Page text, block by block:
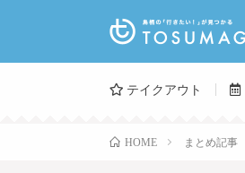
テイクアウト
HOME まとめ記事